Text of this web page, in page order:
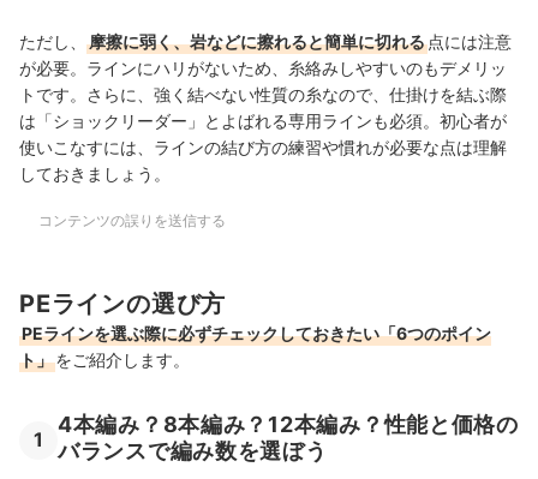
ただし、 摩擦に弱く、岩などに擦れると簡単に切れる 点には注意
が必要。ラインにハリがないため、糸絡みしやすいのもデメリッ
トです。さらに、強く結べない性質の糸なので、仕掛けを結ぶ際
は「ショックリーダー」とよばれる専用ラインも必須。初心者が
使いこなすには、ラインの結び方の練習や慣れが必要な点は理解
しておきましょう。
コンテンツの誤りを送信する
PEラインの選び方
PEラインを選ぶ際に必ずチェックしておきたい「6つのポイン
ト」をご紹介します。
1
4本編み？8本編み？12本編み？性能と価格の
バランスで編み数を選ぼう